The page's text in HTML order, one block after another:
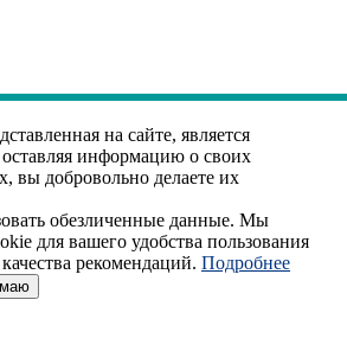
на сайте, является
информацию о своих
вы добровольно делаете их
обезличенные данные. Мы
для вашего удобства пользования
рекомендаций. Подробнее